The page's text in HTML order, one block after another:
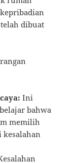
dibuat
Ini
bahwa
memilih
kesalahan